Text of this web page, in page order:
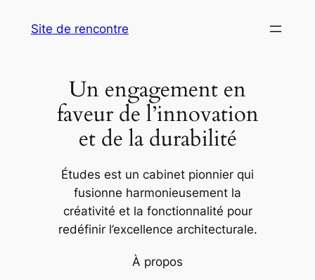
Site de rencontre
Un engagement en
faveur de l’innovation
et de la durabilité
Études est un cabinet pionnier qui
fusionne harmonieusement la
créativité et la fonctionnalité pour
redéfinir l’excellence architecturale.
À propos